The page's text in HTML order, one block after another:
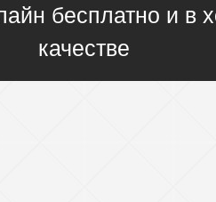
бесплатно и в
качестве